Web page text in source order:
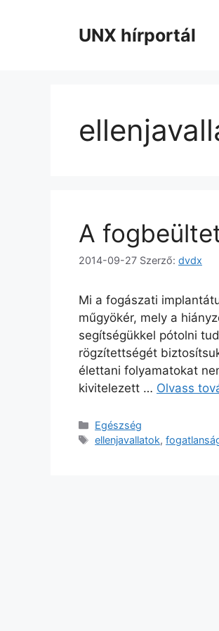
UNX hírportál
A
2014-09-27 Szerző: dvdx
Mi a fogászati
műgyökér, mely a
segítségükkel pótolni
rögzítettségét
élettani folyamatokat
kivitelezett … Olvass
Kategória
Egészség
Címkék
ellenjavallatok,